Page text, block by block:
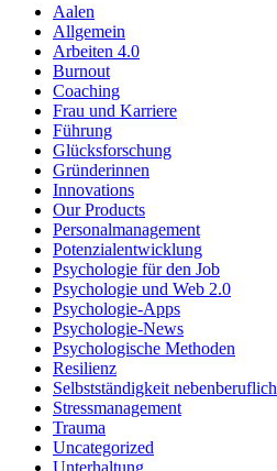
Aalen
Allgemein
Arbeiten 4.0
Burnout
Coaching
Frau und Karriere
Führung
Glücksforschung
Gründerinnen
Innovations
Our Products
Personalmanagement
Potenzialentwicklung
Psychologie für den Job
Psychologie und Web 2.0
Psychologie-Apps
Psychologie-News
Psychologische Methoden
Resilienz
Selbstständigkeit nebenberuflich
Stressmanagement
Trauma
Uncategorized
Unterhaltung